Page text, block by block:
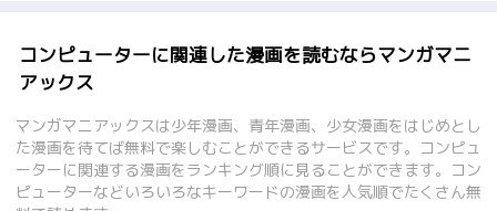
<br>『東京トイボク
シーズ』へと続く起源
の物語を、しかと見届
リマスター版では、当
時の生原稿データから
電子書籍用にデータを
フルリメイク。巻末に
コンピューターに関連した漫画を読むならマンガマニ
アックス
マンガマニアックスは少年漫画、青年漫画、少女漫画をはじめとし
た漫画を待てば無料で楽しむことができるサービスです。コンピュ
ーターに関連する漫画をランキング順に見ることができます。コン
ピューターなどいろいろなキーワードの漫画を人気順でたくさん無